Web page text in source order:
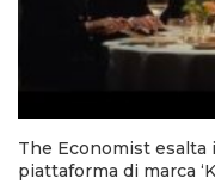
The Economist esalta
piattaforma di marca